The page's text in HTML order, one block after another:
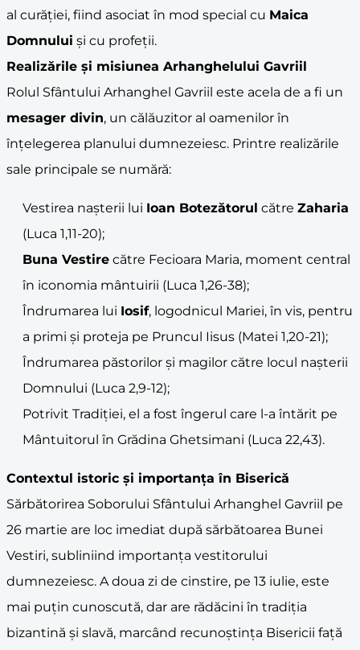
al curăției, fiind asociat în mod special cu Maica
Domnului și cu profeții.
Realizările și misiunea Arhanghelului Gavriil
Rolul Sfântului Arhanghel Gavriil este acela de a fi un
mesager divin, un călăuzitor al oamenilor în
înțelegerea planului dumnezeiesc. Printre realizările
sale principale se numără:
Vestirea nașterii lui Ioan Botezătorul către Zaharia
(Luca 1,11-20);
Buna Vestire către Fecioara Maria, moment central
în iconomia mântuirii (Luca 1,26-38);
Îndrumarea lui Iosif, logodnicul Mariei, în vis, pentru
a primi și proteja pe Pruncul Iisus (Matei 1,20-21);
Îndrumarea păstorilor și magilor către locul nașterii
Domnului (Luca 2,9-12);
Potrivit Tradiției, el a fost îngerul care l-a întărit pe
Mântuitorul în Grădina Ghetsimani (Luca 22,43).
Contextul istoric și importanța în Biserică
Sărbătorirea Soborului Sfântului Arhanghel Gavriil pe
26 martie are loc imediat după sărbătoarea Bunei
Vestiri, subliniind importanța vestitorului
dumnezeiesc. A doua zi de cinstire, pe 13 iulie, este
mai puțin cunoscută, dar are rădăcini în tradiția
bizantină și slavă, marcând recunoștința Bisericii față